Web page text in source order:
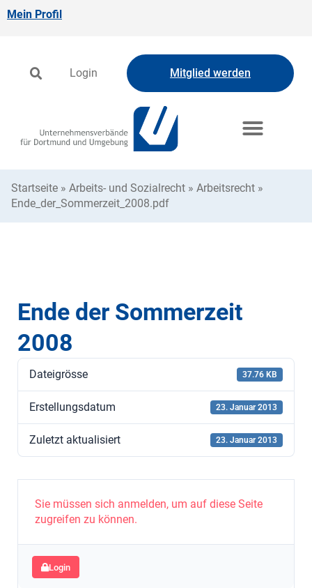
Mein Profil
Login Mitglied werden
Startseite » Arbeits- und Sozialrecht » Arbeitsrecht »
Ende_der_Sommerzeit_2008.pdf
Ende der Sommerzeit
2008
Dateigrösse 37.76 KB
Erstellungsdatum 23. Januar 2013
Zuletzt aktualisiert 23. Januar 2013
Sie müssen sich anmelden, um auf diese Seite
zugreifen zu können.
Login